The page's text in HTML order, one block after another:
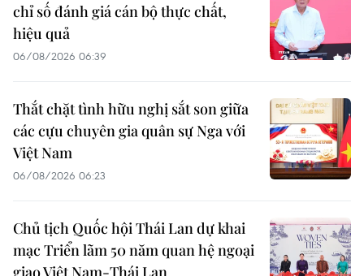
chỉ số đánh giá cán bộ thực chất,
hiệu quả
06/08/2026 06:39
Thắt chặt tình hữu nghị sắt son giữa
các cựu chuyên gia quân sự Nga với
Việt Nam
06/08/2026 06:23
Chủ tịch Quốc hội Thái Lan dự khai
mạc Triển lãm 50 năm quan hệ ngoại
giao Việt Nam-Thái Lan